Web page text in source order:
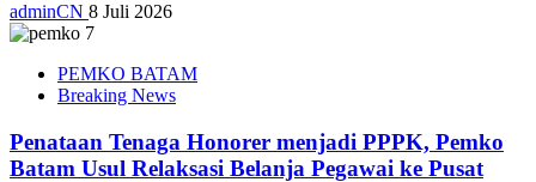
adminCN 8 Juli 2026
PEMKO BATAM
Breaking News
Penataan Tenaga Honorer menjadi PPPK, Pemko
Batam Usul Relaksasi Belanja Pegawai ke Pusat